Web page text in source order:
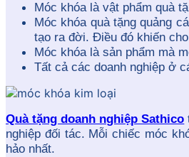
Móc khóa là vật phẩm quà
Móc khóa quà tặng quảng
tạo ra đời. Điều đó khiến
Móc khóa là sản phẩm mà
Tất cả các doanh nghiệp ở
Quà tặng doanh nghiệp Sathico
nghiệp đối tác. Mỗi chiếc móc
hảo nhất.